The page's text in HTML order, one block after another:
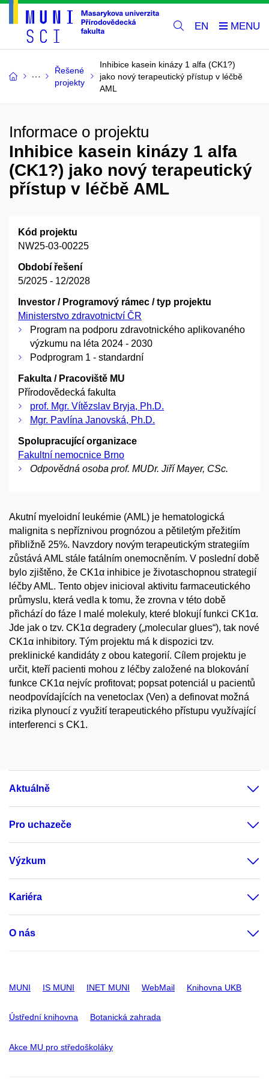
EN
Řešené
projekty
Inhibice kasein kinázy 1 alfa (CK1?)
jako nový terapeutický přístup v léčbě
AML
Informace o projektu
Inhibice kasein kinázy 1 alfa
(CK1?) jako nový terapeutický
přístup v léčbě AML
Kód projektu
NW25-03-00225
Období řešení
5/2025 - 12/2028
Investor / Programový rámec / typ projektu
Ministerstvo zdravotnictví ČR
Program na podporu zdravotnického aplikovaného
výzkumu na léta 2024 - 2030
Podprogram 1 - standardní
Fakulta / Pracoviště MU
Přírodovědecká fakulta
prof. Mgr. Vítězslav Bryja, Ph.D.
Mgr. Pavlína Janovská, Ph.D.
Spolupracující organizace
Fakultní nemocnice Brno
Odpovědná osoba prof. MUDr. Jiří Mayer, CSc.
Akutní myeloidní leukémie (AML) je hematologická
malignita s nepříznivou prognózou a pětiletým přežitím
přibližně 25%. Navzdory novým terapeutickým strategiím
zůstává AML stále fatálním onemocněním. V poslední době
bylo zjištěno, že CK1α inhibice je životaschopnou strategií
léčby AML. Tento objev inicioval aktivitu farmaceutického
průmyslu, která vedla k tomu, že zrovna v této době
přichází do fáze I malé molekuly, které blokují funkci CK1α.
Jde jak o tzv. CK1α degradery („molecular glues“), tak nové
CK1α inhibitory. Tým projektu má k dispozici tzv.
preklinické kandidáty z obou kategorií. Cílem projektu je
určit, kteří pacienti mohou z léčby založené na blokování
funkce CK1α nejvíc profitovat; popsat potenciál u pacientů
neodpovídajících na venetoclax (Ven) a definovat možná
rizika plynoucí z využití terapeutického přístupu využívající
interferenci s CK1.
Aktuálně
Pro uchazeče
Výzkum
Kariéra
O nás
MUNI IS MUNI INET MUNI WebMail Knihovna UKB
Ústřední knihovna Botanická zahrada
Akce MU pro středoškoláky